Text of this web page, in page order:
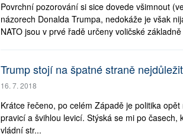
Povrchní pozorování si sice dovede všimnout
názorech Donalda Trumpa, nedokáže je však
NATO jsou v prvé řadě určeny voličské
Trump stojí na špatné straně
16. 7. 2018
Krátce řečeno, po celém Západě je politika
pravicí a švihlou levicí. Stýská se mi po
vládní str...